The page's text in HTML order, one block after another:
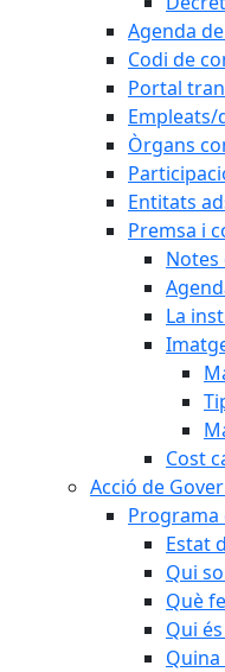
Agenda
Codi de
Portal
Empleats/
Òrgans
Entitats
Premsa i
Notes
La
Cost
Acció de
Programa
Estat
Qui
Què
Qui